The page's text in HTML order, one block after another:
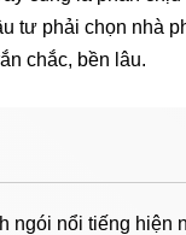
tư phải chọn nhà
chắc, bền lâu.
ngói nổi tiếng hiện